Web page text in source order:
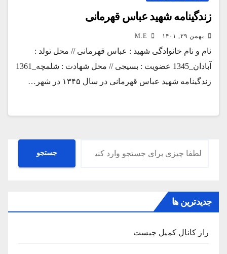
زندگینامه شهید عباس قهرمانی
بهمن ۲۹, ۱۴۰۱
نام و نام خانوادگی شهید : عباس قهرمانی // محل تولد :
آبادان_1345 عضویت : بسیجی // محل شهادت : شلمچه_1361
زندگینامه شهید عباس قهرمانی در سال ۱۳۴۵ در شهر…
جستجو جستجو
جدیدترین ها
راز کانال کمیل چیست